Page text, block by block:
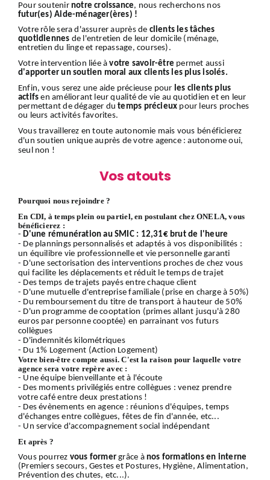
Pour soutenir notre croissance, nous recherchons nos
futur(es) Aide-ménager(ères) !
Votre rôle sera d'assurer auprès de clients les tâches
quotidiennes de l'entretien de leur domicile (ménage,
entretien du linge et repassage, courses).
Votre intervention liée àvotre savoir-être permet aussi
d'apporter un soutien moral aux clients les plus isolés.
Enfin, vous serez une aide précieuse pour les clients plus
actifs en améliorant leur qualité de vie au quotidien et en leur
permettant de dégager dutemps précieux pour leurs proches
ou leurs activités favorites.
Vous travaillerez en toute autonomie mais vous bénéficierez
d'un soutien unique auprès de votre agence : autonome oui,
seul non !
Vos atouts
Pourquoi nous rejoindre ?
En CDI, à temps plein ou partiel, en postulant chez ONELA, vous
bénéficierez :
- D'une rémunération au SMIC : 12,31€ brut de l'heure
- De plannings personnalisés et adaptés à vos disponibilités :
un équilibre vie professionnelle et vie personnelle garanti
- D'une sectorisation des interventions proches de chez vous
qui facilite les déplacements et réduit le temps de trajet
- Des temps de trajets payés entre chaque client
- D'une mutuelle d'entreprise familiale (prise en charge à 50%)
- Du remboursement du titre de transport à hauteur de 50%
- D'un programme de cooptation (primes allant jusqu'à 280
euros par personne cooptée) en parrainant vos futurs
collègues
- D'indemnités kilométriques
- Du 1% Logement (Action Logement)
Votre bien-être compte aussi. C'est la raison pour laquelle votre
agence sera votre repère avec :
- Une équipe bienveillante et à l'écoute
- Des moments privilégiés entre collègues : venez prendre
votre café entre deux prestations !
- Des évènements en agence : réunions d'équipes, temps
d'échanges entre collègues, fêtes de fin d'année, etc...
- Un service d'accompagnement social indépendant
Et après ?
Vous pourrez vous former grâce à nos formations en interne
(Premiers secours, Gestes et Postures, Hygiène, Alimentation,
Prévention des chutes, etc...).